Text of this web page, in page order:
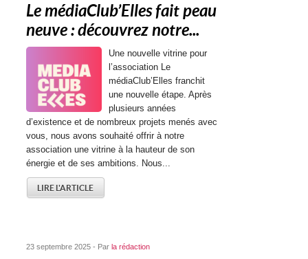
Le médiaClub’Elles fait peau
neuve : découvrez notre...
Une nouvelle vitrine pour
l’association Le
médiaClub’Elles franchit
une nouvelle étape. Après
plusieurs années
d’existence et de nombreux projets menés avec
vous, nous avons souhaité offrir à notre
association une vitrine à la hauteur de son
énergie et de ses ambitions. Nous...
LIRE L'ARTICLE
23 septembre 2025 - Parla rédaction